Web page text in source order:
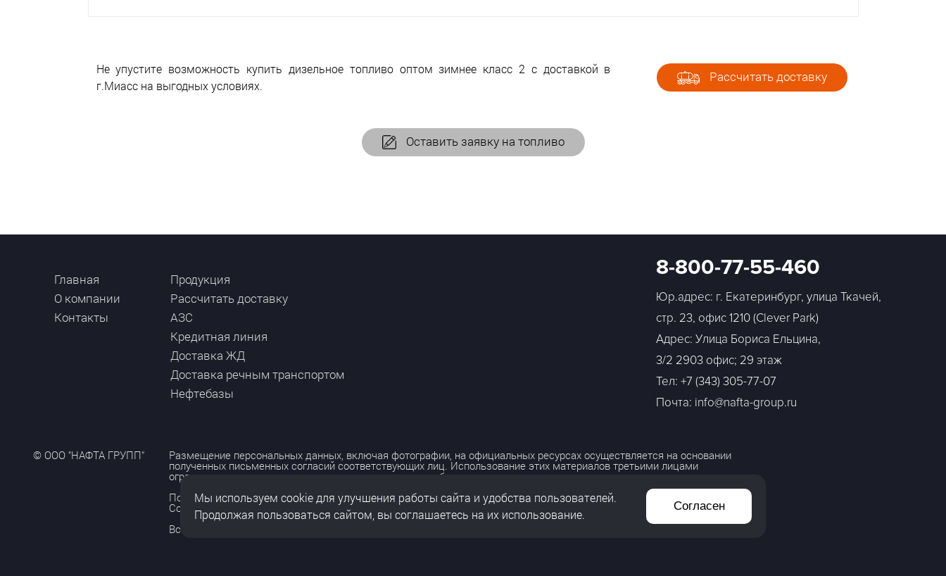
Не упустите возможность купить дизельное топливо оптом зимнее класс 2 с доставкой в
г.Миасс на выгодных условиях.
Рассчитать доставку
Оставить заявку на топливо
Главная
О компании
Контакты
Продукция
Рассчитать доставку
АЗС
Кредитная линия
Доставка ЖД
Доставка речным транспортом
Нефтебазы
8-800-77-55-460
Юр.адрес: г. Екатеринбург, улица Ткачей,
стр. 23, офис 1210 (Clever Park)
Адрес: Улица Бориса Ельцина,
3/2 2903 офис; 29 этаж
Тел: +7 (343) 305-77-07
Почта: info@nafta-group.ru
© ООО "НАФТА ГРУПП" Размещение персональных данных, включая фотографии, на официальных ресурсах осуществляется на основании
полученных письменных согласий соответствующих лиц. Использование этих материалов третьими лицами
ограничено и допускается только с разрешения правообладателя.
Политика обработки персональных данных
Согласие на обработку персональных данных
Все права защищены
Мы используем cookie для улучшения работы сайта и удобства пользователей.
Продолжая пользоваться сайтом, вы соглашаетесь на их использование.
Согласен